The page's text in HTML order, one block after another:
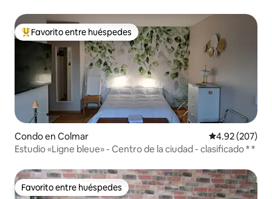
Favorito entre huéspedes preferido
Favorito entre huéspedes
Condo en Colmar Calificación
4.92 (207)
Estudio «Ligne bleue» - Centro de la ciudad - clasificado * *
Favorito entre huéspedes
Favorito entre huéspedes